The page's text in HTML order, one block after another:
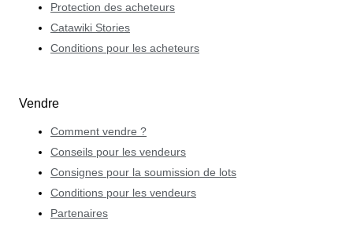
Protection des acheteurs
Catawiki Stories
Conditions pour les acheteurs
Vendre
Comment vendre ?
Conseils pour les vendeurs
Consignes pour la soumission de lots
Conditions pour les vendeurs
Partenaires